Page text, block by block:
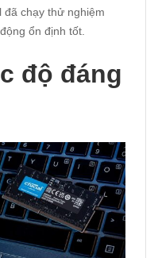
đã chạy thử nghiệm
ổn định tốt.
độ đáng